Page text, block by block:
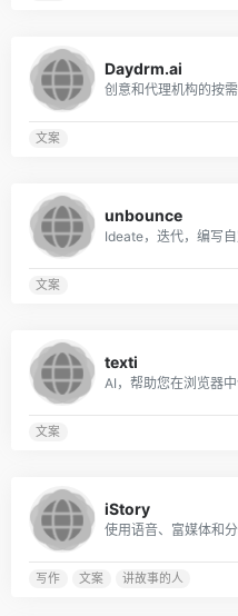
Daydrm.ai
创意和代理机构的按
文案
unbounce
文案
texti
AI，帮助您在浏览器
文案
iStory
使用语音、富媒体和
写作 文案 讲故事的人